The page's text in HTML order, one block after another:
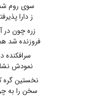
سوی روم
ز دارا
زره چون در
فروزنده شد
سرافکنده
نمودش
نخستین گره
سخن را به